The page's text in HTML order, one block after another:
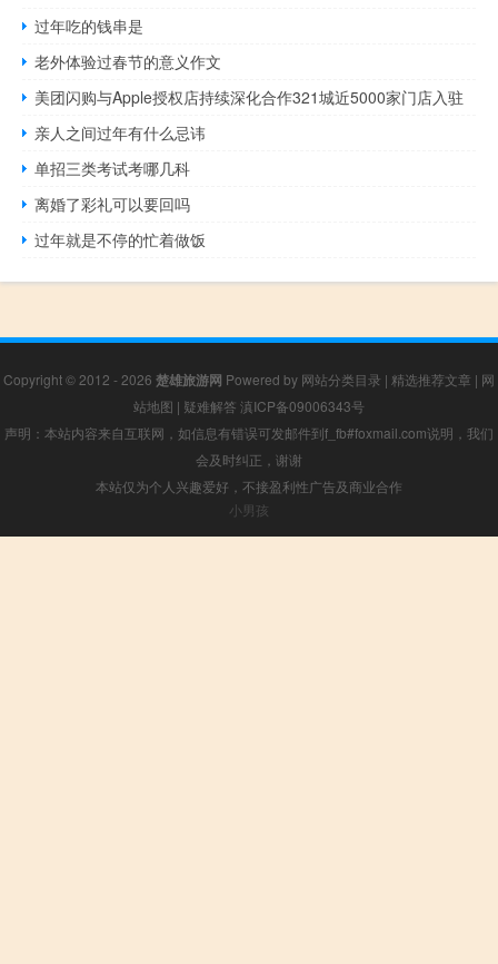
过年吃的钱串是
老外体验过春节的意义作文
美团闪购与Apple授权店持续深化合作321城近5000家门店入驻
亲人之间过年有什么忌讳
单招三类考试考哪几科
离婚了彩礼可以要回吗
过年就是不停的忙着做饭
Copyright © 2012 - 2026 楚雄旅游网 Powered by 网站分类目录 | 精选推荐文章 | 网
站地图 | 疑难解答 滇ICP备09006343号
声明：本站内容来自互联网，如信息有错误可发邮件到f_fb#foxmail.com说明，我们
会及时纠正，谢谢
本站仅为个人兴趣爱好，不接盈利性广告及商业合作
小男孩